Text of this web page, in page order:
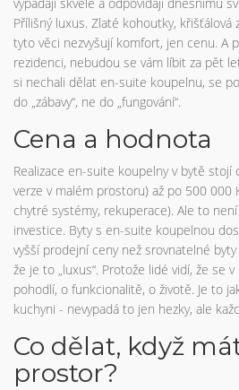
vypadají skvěle a odpovídají dnešnímu
Přílišný luxus. Zlaté kohoutky, křišťálová
tyto věci nezvyšují komfort, jen cenu. A
rezidenci, nebudou se vám líbit za pět
si nechali dělat en-suite koupelnu, se
do „zábavy“, ne do „fungování“.
Cena a hodnota
Realizace en-suite koupelny v bytě stojí
verze v malém prostoru) až po 500 000
chytré systémy, rekuperace). Ale to
investice. Byty s en-suite koupelnou
vyšší prodejní ceny než srovnatelné
že je to „luxus“. Protože lidé vidí, že se
pohodlí, o funkcionalitě, o životě. Je to
kuchyni - nevypadá to jen hezky, ale
Co dělat, když
prostor?